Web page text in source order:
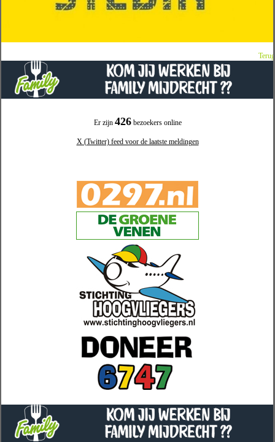
Er zijn 426bezoekers online
X (Twitter) feed voor de laatste meldingen
Terug